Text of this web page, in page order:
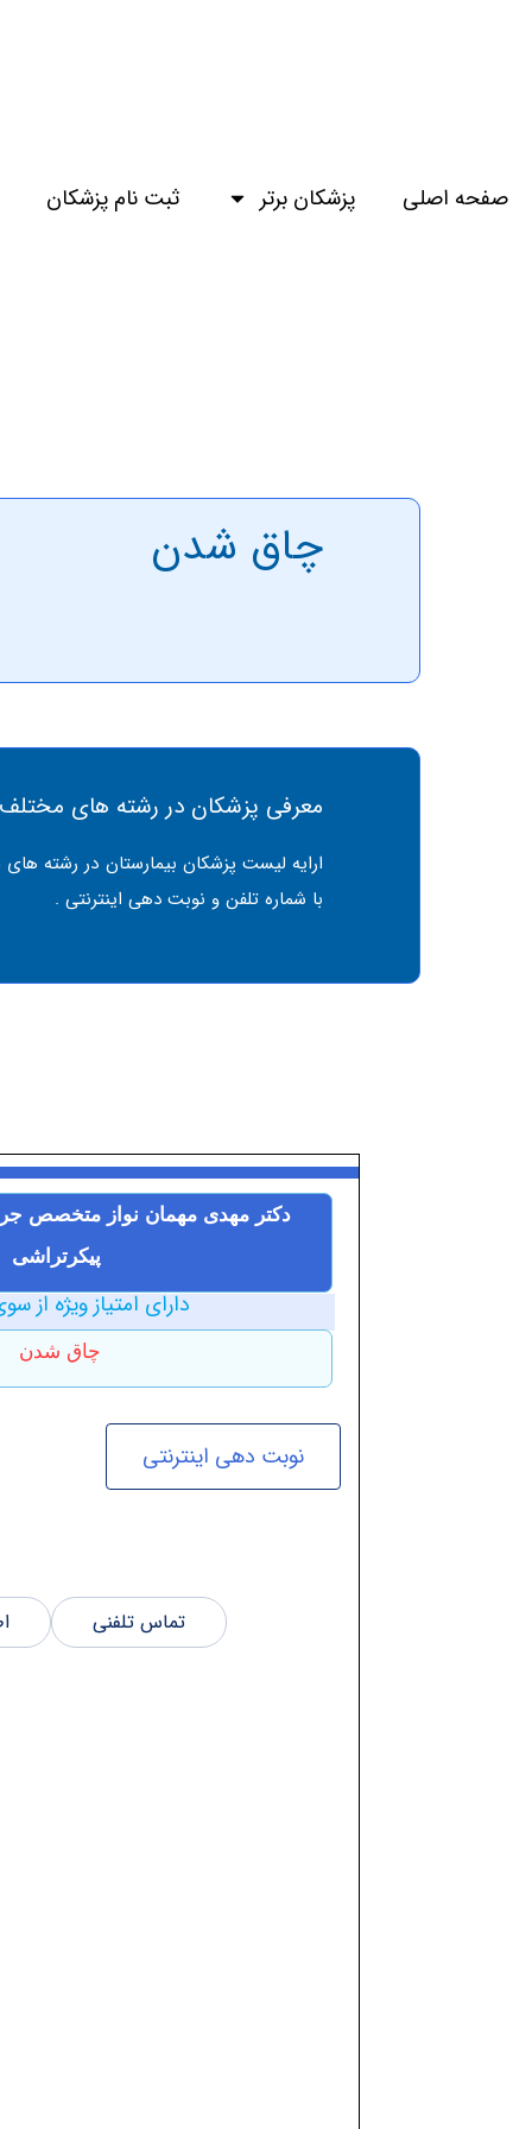
صفحه اصلی پزشکان برتر ثبت نام پزشکان
چاق شدن
معرفی پزشکان در رشته های مختلف
ارایه لیست پزشکان بیمارستان در رشته
با شماره تلفن و نوبت دهی اینترنتی .
دکتر مهدی مهمان نواز متخصص
پیکرتراشی
دارای امتیاز ویژه از
چاق شدن
نوبت دهی اینترنتی
تماس تلفنی